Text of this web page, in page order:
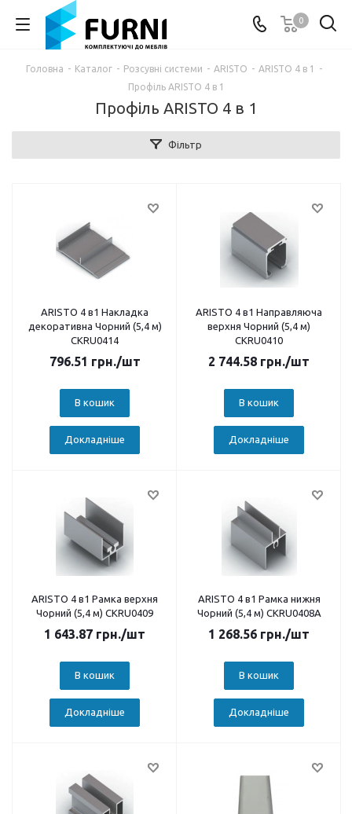
0
Головна - Каталог - Розсувні системи - ARISTO - ARISTO 4 в 1
-
Профіль ARISTO 4 в 1
Профіль ARISTO 4 в 1
Фільтр
ARISTO 4 в1 Накладка
декоративна Чорний (5,4 м)
CKRU0414
796.51 грн./шт
В кошик
Докладніше
ARISTO 4 в1 Направляюча
верхня Чорний (5,4 м)
CKRU0410
2 744.58 грн./шт
В кошик
Докладніше
ARISTO 4 в1 Рамка верхня
Чорний (5,4 м) CKRU0409
1 643.87 грн./шт
В кошик
Докладніше
ARISTO 4 в1 Рамка нижня
Чорний (5,4 м) CKRU0408А
1 268.56 грн./шт
В кошик
Докладніше